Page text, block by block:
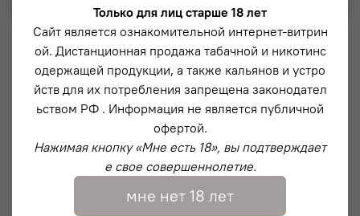
Описание
Модель Down – классическая модель кальяна с
эффектной продувкой из-под блюдца (напоминающая
водопад). Данная система разработана нашей
компанией в 2019 году и пользуется популярностью по
Широкая цветовая палитра позволяет каждому
Только для лиц старше 18 лет
Сайт является ознакомительной интернет-витрин
ой. Дистанционная продажа табачной и никотинс
одержащей продукции, а также кальянов и устро
йств для их потребления запрещена законодател
ьством РФ . Информация не является публичной
офертой.
Нажимая кнопку «Мне есть 18», вы подтверждает
е свое совершеннолетие.
мне нет 18 лет